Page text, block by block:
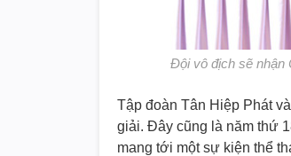
Đội vô địch sẽ nhận
Tập đoàn Tân Hiệp Phát
giải. Đây cũng là năm thứ
mang tới một sự kiện thể